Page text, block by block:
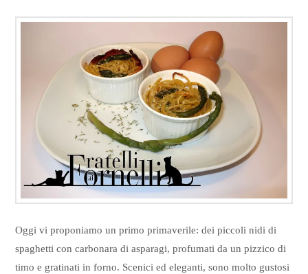
Oggi vi proponiamo un primo primaverile: dei piccoli nidi di
spaghetti con carbonara di asparagi, profumati da un pizzico di
timo e gratinati in forno. Scenici ed eleganti, sono molto gustosi